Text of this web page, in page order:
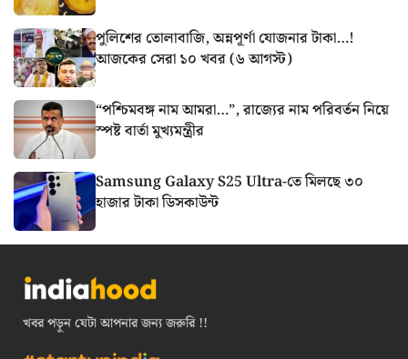
পুলিশের তোলাবাজি, অন্নপূর্ণা যোজনার টাকা…!
আজকের সেরা ১০ খবর (৬ আগস্ট)
“পশ্চিমবঙ্গ নাম আমরা…”, রাজ্যের নাম পরিবর্তন নিয়ে
স্পষ্ট বার্তা মুখ্যমন্ত্রীর
Samsung Galaxy S25 Ultra-তে মিলছে ৩০
হাজার টাকা ডিসকাউন্ট
খবর পড়ুন যেটা আপনার জন্য জরুরি !!